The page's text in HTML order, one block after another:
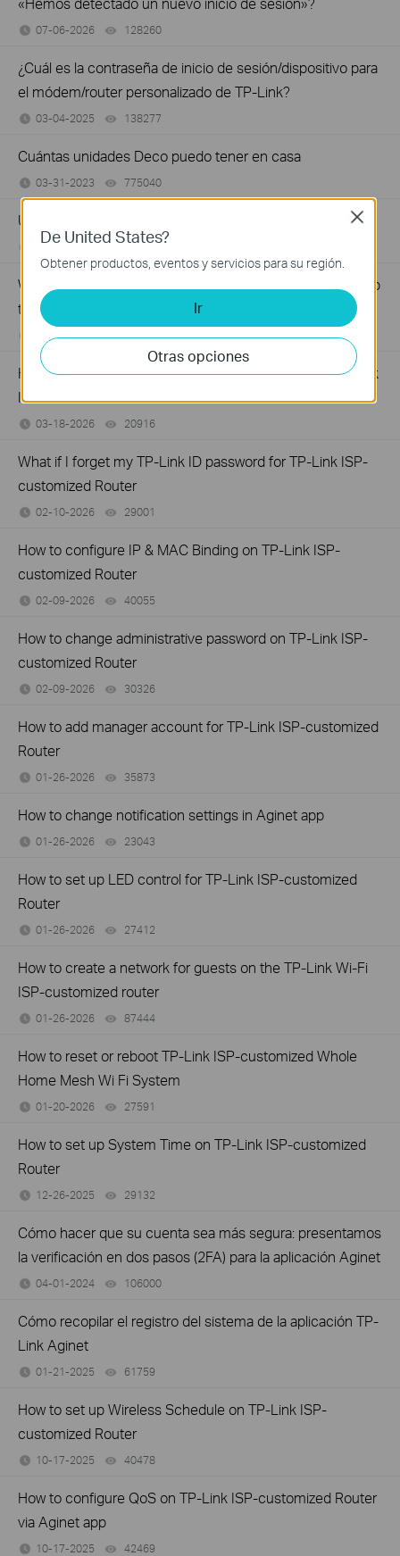
07-06-2026 128260
¿Cuál es la contraseña de inicio de sesión/dispositivo para
el módem/router personalizado de TP-Link?
03-04-2025 138277
Cuántas unidades Deco puedo tener en casa
03-31-2023 775040
Upgrade the Firmware of TP-Link Aginet Router
04-07-2026 30600 views
What if I get the error "No devices found " when setting up
the ISP-customized mesh device on the Aginet app
03-18-2026 14612views
How to log into the web management page of the TP-Link
ISP-customized Mesh device
03-18-2026 20916
What if I forget my TP-Link ID password for TP-Link ISP-
customized Router
02-10-2026 29001
How to configure IP & MAC Binding on TP-Link ISP-
customized Router
02-09-2026 40055
How to change administrative password on TP-Link ISP-
customized Router
02-09-2026 30326
How to add manager account for TP-Link ISP-customized
Router
01-26-2026 35873
How to change notification settings in Aginet app
01-26-2026 23043
How to set up LED control for TP-Link ISP-customized
Router
01-26-2026 27412
How to create a network for guests on the TP-Link Wi-Fi
ISP-customized router
01-26-2026 87444
How to reset or reboot TP-Link ISP-customized Whole
Home Mesh Wi Fi System
01-20-2026 27591
How to set up System Time on TP-Link ISP-customized
Router
12-26-2025 29132
Cómo hacer que su cuenta sea más segura: presentamos
la verificación en dos pasos (2FA) para la aplicación Aginet
04-01-2024 106000
Cómo recopilar el registro del sistema de la aplicación TP-
Link Aginet
01-21-2025 61759
How to set up Wireless Schedule on TP-Link ISP-
customized Router
10-17-2025 40478
How to configure QoS on TP-Link ISP-customized Router
via Aginet app
10-17-2025 42469
De United States?
Obtener productos, eventos y servicios para su región.
Ir
Otras opciones
Close